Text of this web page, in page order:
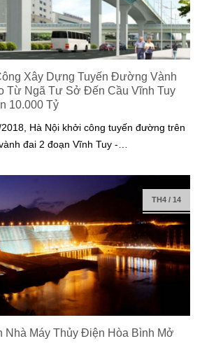
Xây Dựng Tuyến Đường Vành
Từ Ngã Tư Sở Đến Cầu Vĩnh Tuy
10.000 Tỷ
Hà Nội khởi công tuyến đường trên
đai 2 đoạn Vĩnh Tuy -…
TH4/ 14
Máy Thủy Điện Hòa Bình Mở